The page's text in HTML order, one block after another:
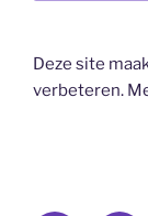
Deze site
verbeteren.